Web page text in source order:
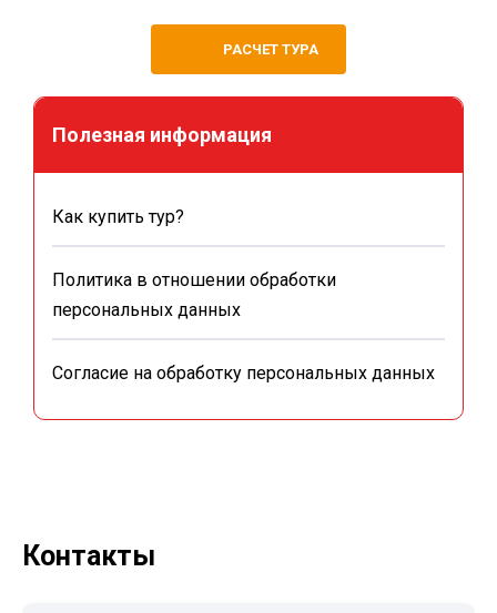
РАСЧЕТ ТУРА
Полезная информация
Как купить тур?
Политика в отношении обработки
персональных данных
Согласие на обработку персональных данных
Контакты